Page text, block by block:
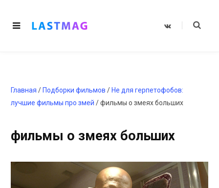
V
Главная / Подборки фильмов / Не для герпетофобов:
лучшие фильмы про змей /фильмы о змеях больших
фильмы о змеях больших